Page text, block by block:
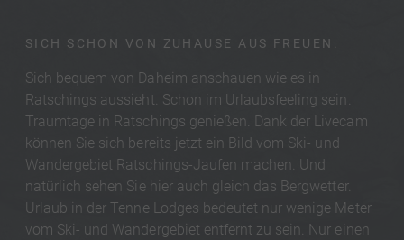
SICH SCHON VON ZUHAUSE AUS FREUEN.
Sich bequem von Daheim anschauen wie es in
Ratschings aussieht. Schon im Urlaubsfeeling sein.
Traumtage in Ratschings genießen. Dank der Livecam
können Sie sich bereits jetzt ein Bild vom Ski- und
Wandergebiet Ratschings-Jaufen machen. Und
natürlich sehen Sie hier auch gleich das Bergwetter.
Urlaub in der Tenne Lodges bedeutet nur wenige Meter
vom Ski- und Wandergebiet entfernt zu sein. Nur einen